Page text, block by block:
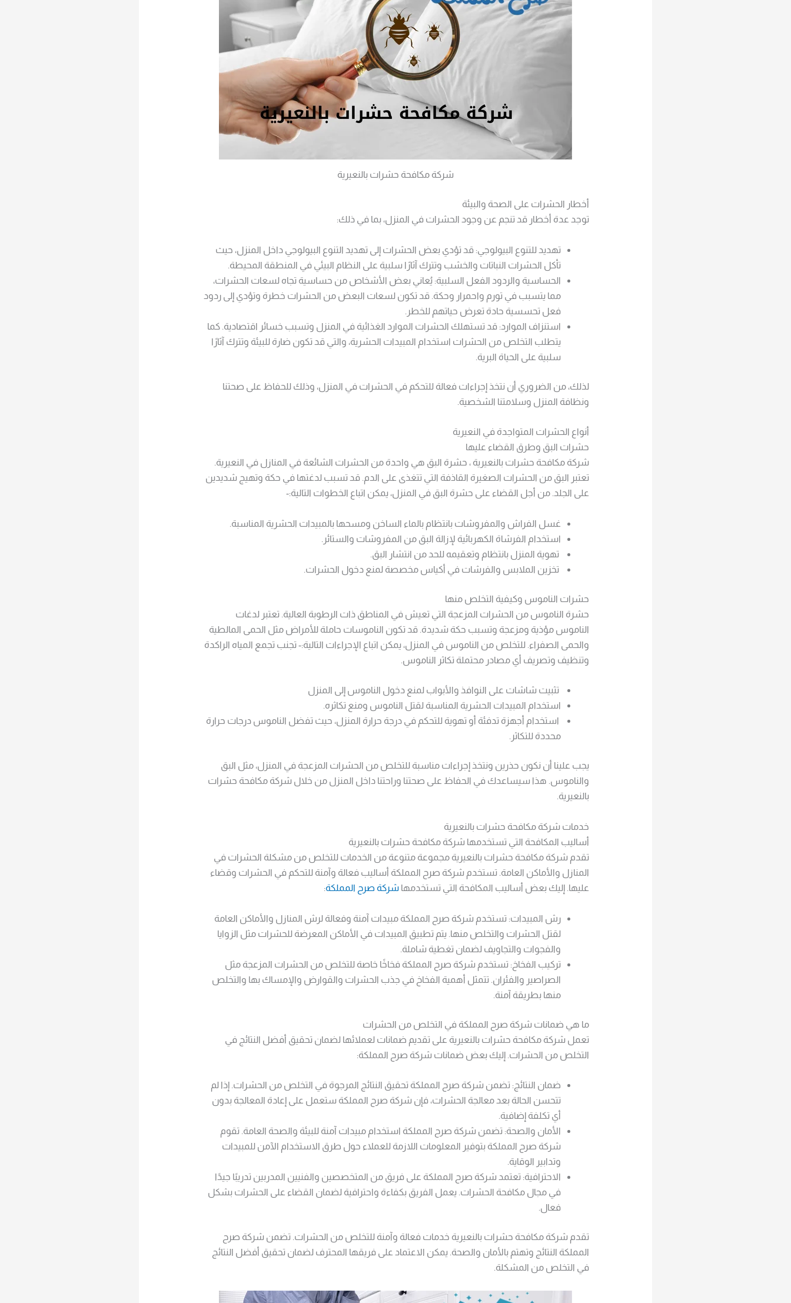
شركة مكافحة حشرات بالنعيرية
أخطار الحشرات على الصحة والبيئة
توجد عدة أخطار قد تنجم عن وجود الحشرات في المنزل، بما في ذلك:
تهديد للتنوع البيولوجي: قد تؤدي بعض الحشرات إلى تهديد التنوع البيولوجي داخل المنزل، حيث
تأكل الحشرات النباتات والخشب وتترك آثارًا سلبية على النظام البيئي في المنطقة المحيطة.
الحساسية والردود الفعل السلبية: يُعاني بعض الأشخاص من حساسية تجاه لسعات الحشرات،
مما يتسبب في تورم واحمرار وحكة. قد تكون لسعات البعض من الحشرات خطرة وتؤدي إلى ردود
فعل تحسسية حادة تعرض حياتهم للخطر.
استنزاف الموارد: قد تستهلك الحشرات الموارد الغذائية في المنزل وتسبب خسائر اقتصادية. كما
يتطلب التخلص من الحشرات استخدام المبيدات الحشرية، والتي قد تكون ضارة للبيئة وتترك آثارًا
سلبية على الحياة البرية.
لذلك، من الضروري أن نتخذ إجراءات فعالة للتحكم في الحشرات في المنزل، وذلك للحفاظ على صحتنا
ونظافة المنزل وسلامتنا الشخصية.
أنواع الحشرات المتواجدة في النعيرية
حشرات البق وطرق القضاء عليها
شركة مكافحة حشرات بالنعيرية ، حشرة البق هي واحدة من الحشرات الشائعة في المنازل في النعيرية.
تعتبر البق من الحشرات الصغيرة القاذفة التي تتغذى على الدم. قد تسبب لدغتها في حكة وتهيج شديدين
على الجلد. من أجل القضاء على حشرة البق في المنزل، يمكن اتباع الخطوات التالية:-
غسل الفراش والمفروشات بانتظام بالماء الساخن ومسحها بالمبيدات الحشرية المناسبة.
استخدام الفرشاة الكهربائية لإزالة البق من المفروشات والستائر.
تهوية المنزل بانتظام وتعقيمه للحد من انتشار البق.
تخزين الملابس والفرشات في أكياس مخصصة لمنع دخول الحشرات.
حشرات الناموس وكيفية التخلص منها
حشرة الناموس من الحشرات المزعجة التي تعيش في المناطق ذات الرطوبة العالية. تعتبر لدغات
الناموس مؤذية ومزعجة وتسبب حكة شديدة. قد تكون الناموسات حاملة للأمراض مثل الحمى المالطية
والحمى الصفراء. للتخلص من الناموس في المنزل، يمكن اتباع الإجراءات التالية:- تجنب تجمع المياه الراكدة
وتنظيف وتصريف أي مصادر محتملة تكاثر الناموس.
تثبيت شاشات على النوافذ والأبواب لمنع دخول الناموس إلى المنزل
استخدام المبيدات الحشرية المناسبة لقتل الناموس ومنع تكاثره.
استخدام أجهزة تدفئة أو تهوية للتحكم في درجة حرارة المنزل، حيث تفضل الناموس درجات حرارة
محددة للتكاثر.
يجب علينا أن نكون حذرين ونتخذ إجراءات مناسبة للتخلص من الحشرات المزعجة في المنزل، مثل البق
والناموس. هذا سيساعدك في الحفاظ على صحتنا وراحتنا داخل المنزل من خلال شركة مكافحة حشرات
بالنعيرية.
خدمات شركة مكافحة حشرات بالنعيرية
أساليب المكافحة التي تستخدمها شركة مكافحة حشرات بالنعيرية
تقدم شركة مكافحة حشرات بالنعيرية مجموعة متنوعة من الخدمات للتخلص من مشكلة الحشرات في
المنازل والأماكن العامة. تستخدم شركة صرح المملكة أساليب فعالة وآمنة للتحكم في الحشرات وقضاء
عليها. إليك بعض أساليب المكافحة التي تستخدمها شركة صرح المملكة:
رش المبيدات: تستخدم شركة صرح المملكة مبيدات آمنة وفعالة لرش المنازل والأماكن العامة
لقتل الحشرات والتخلص منها. يتم تطبيق المبيدات في الأماكن المعرضة للحشرات مثل الزوايا
والفجوات والتجاويف لضمان تغطية شاملة.
تركيب الفخاخ: تستخدم شركة صرح المملكة فخاخًا خاصة للتخلص من الحشرات المزعجة مثل
الصراصير والفئران. تتمثل أهمية الفخاخ في جذب الحشرات والقوارض والإمساك بها والتخلص
منها بطريقة آمنة.
ما هي ضمانات شركة صرح المملكة في التخلص من الحشرات
تعمل شركة مكافحة حشرات بالنعيرية على تقديم ضمانات لعملائها لضمان تحقيق أفضل النتائج في
التخلص من الحشرات. إليك بعض ضمانات شركة صرح المملكة:
ضمان النتائج: تضمن شركة صرح المملكة تحقيق النتائج المرجوة في التخلص من الحشرات. إذا لم
تتحسن الحالة بعد معالجة الحشرات، فإن شركة صرح المملكة ستعمل على إعادة المعالجة بدون
أي تكلفة إضافية.
الأمان والصحة: تضمن شركة صرح المملكة استخدام مبيدات آمنة للبيئة والصحة العامة. تقوم
شركة صرح المملكة بتوفير المعلومات اللازمة للعملاء حول طرق الاستخدام الآمن للمبيدات
وتدابير الوقاية.
الاحترافية: تعتمد شركة صرح المملكة على فريق من المتخصصين والفنيين المدربين تدريبًا جيدًا
في مجال مكافحة الحشرات. يعمل الفريق بكفاءة واحترافية لضمان القضاء على الحشرات بشكل
فعال.
تقدم شركة مكافحة حشرات بالنعيرية خدمات فعالة وآمنة للتخلص من الحشرات. تضمن شركة صرح
المملكة النتائج وتهتم بالأمان والصحة. يمكن الاعتماد على فريقها المحترف لضمان تحقيق أفضل النتائج
في التخلص من المشكلة.